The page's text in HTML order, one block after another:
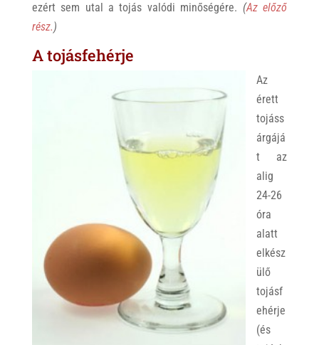
ezért sem utal a tojás valódi minőségére. (Az előző
rész.)
A tojásfehérje
Az
érett
tojáss
árgájá
t az
alig
24-26
óra
alatt
elkész
ülő
tojásf
ehérje
(és